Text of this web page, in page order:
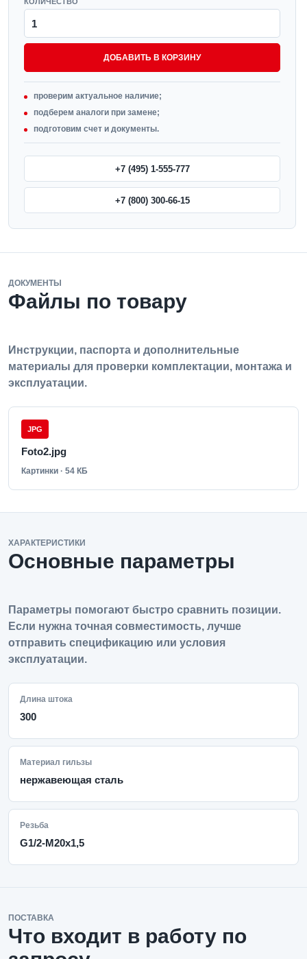
ДОБАВИТЬ В КОРЗИНУ
проверим актуальное наличие;
подберем аналоги при замене;
подготовим счет и документы.
+7 (495) 1-555-777
+7 (800) 300-66-15
ДОКУМЕНТЫ
Файлы по товару
Инструкции, паспорта и дополнительные
материалы для проверки комплектации, монтажа и
эксплуатации.
JPG
Foto2.jpg
Картинки · 54 КБ
ХАРАКТЕРИСТИКИ
Основные параметры
Параметры помогают быстро сравнить позиции.
Если нужна точная совместимость, лучше
отправить спецификацию или условия
эксплуатации.
Длина штока
300
Материал гильзы
нержавеющая сталь
Резьба
G1/2-M20x1,5
ПОСТАВКА
Что входит в работу по